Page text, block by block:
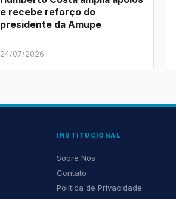
e recebe reforço do
presidente da Amupe
24/07/2026
INSTITUCIONAL
Sobre Nós
Contato
Política de Privacidade